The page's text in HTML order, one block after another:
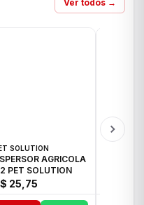
Ver todos →
SOLUTION
AGRICOLA
PET SOLUTION
25,75